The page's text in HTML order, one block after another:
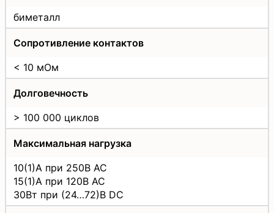
биметалл
Сопротивление контактов
< 10 мОм
Долговечность
> 100 000 циклов
Максимальная нагрузка
10(1)А при 250В АС
15(1)А при 120В АС
30Вт при (24…72)В DC